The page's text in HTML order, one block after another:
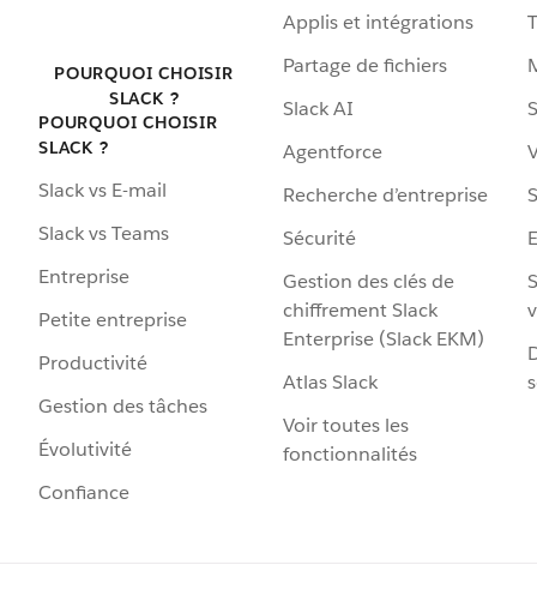
POURQUOI CHOISIR
SLACK ?
POURQUOI CHOISIR
SLACK ?
Slack vs E-mail
Slack vs Teams
Entreprise
Petite entreprise
Productivité
Gestion des tâches
Évolutivité
Confiance
Applis et intégrations
Partage de fichiers
Slack AI
Agentforce
Recherche d’entreprise
Sécurité
Gestion des clés de
chiffrement Slack
Enterprise (Slack EKM)
Atlas Slack
Voir toutes les
fonctionnalités